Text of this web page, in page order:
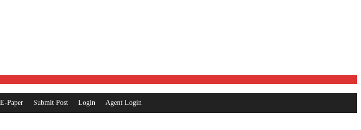
E-Paper Submit Post Login Agent Login